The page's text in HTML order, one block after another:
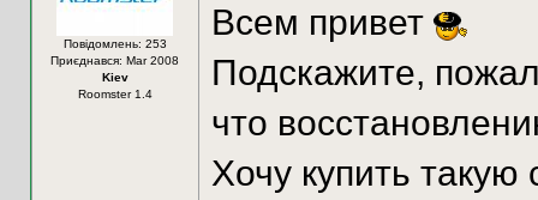
Повідомлень: 253
Приєднався: Mar 2008
Kiev
Roomster 1.4
Всем привет
Подскажите,
что
Хочу купить такую